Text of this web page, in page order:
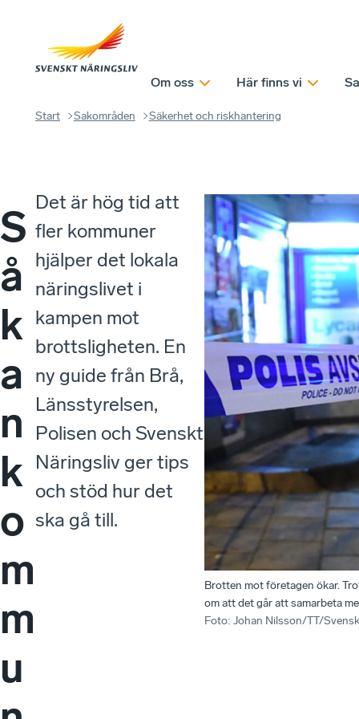
Om oss Här finns vi
Start Sakområden Säkerhet och riskhantering
S
å
k
a
n
k
o
m
m
u
Det är hög tid att
fler kommuner
hjälper det lokala
näringslivet i
kampen mot
brottsligheten. En
ny guide från Brå,
Länsstyrelsen,
Polisen och Svenskt
Näringsliv ger tips
och stöd hur det
ska gå till.
Brotten mot företagen ökar.
om att det går att samarbeta
Foto: Johan Nilsson/TT/